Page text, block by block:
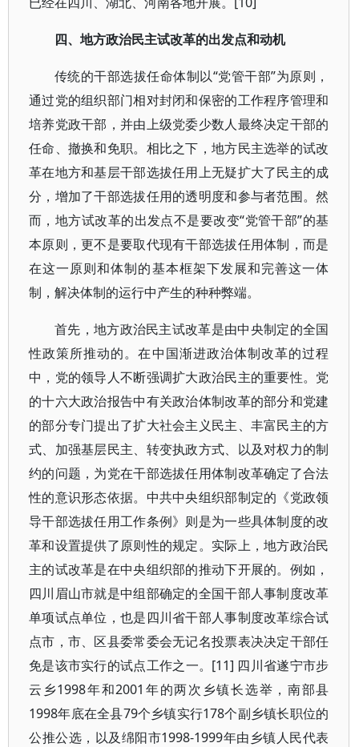
四、地方政治民主试改革的出发点和动机
传统的干部选拔任命体制以“党管干部”为原则，
通过党的组织部门相对封闭和保密的工作程序管理和
培养党政干部，并由上级党委少数人最终决定干部的
任命、撤换和免职。相比之下，地方民主选举的试改
革在地方和基层干部选拔任用上无疑扩大了民主的成
分，增加了干部选拔任用的透明度和参与者范围。然
而，地方试改革的出发点不是要改变“党管干部”的基
本原则，更不是要取代现有干部选拔任用体制，而是
在这一原则和体制的基本框架下发展和完善这一体
制，解决体制的运行中产生的种种弊端。
首先，地方政治民主试改革是由中央制定的全国
性政策所推动的。在中国渐进政治体制改革的过程
中，党的领导人不断强调扩大政治民主的重要性。党
的十六大政治报告中有关政治体制改革的部分和党建
的部分专门提出了扩大社会主义民主、丰富民主的方
式、加强基层民主、转变执政方式、以及对权力的制
约的问题，为党在干部选拔任用体制改革确定了合法
性的意识形态依据。中共中央组织部制定的《党政领
导干部选拔任用工作条例》则是为一些具体制度的改
革和设置提供了原则性的规定。实际上，地方政治民
主的试改革是在中央组织部的推动下开展的。例如，
四川眉山市就是中组部确定的全国干部人事制度改革
单项试点单位，也是四川省干部人事制度改革综合试
点市，市、区县委常委会无记名投票表决决定干部任
免是该市实行的试点工作之一。[11] 四川省遂宁市步
云乡1998年和2001年的两次乡镇长选举，南部县
1998年底在全县79个乡镇实行178个副乡镇长职位的
公推公选，以及绵阳市1998-1999年由乡镇人民代表